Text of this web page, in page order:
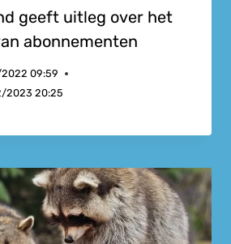
geeft uitleg over het
abonnementen
2022 09:59
2023 20:25